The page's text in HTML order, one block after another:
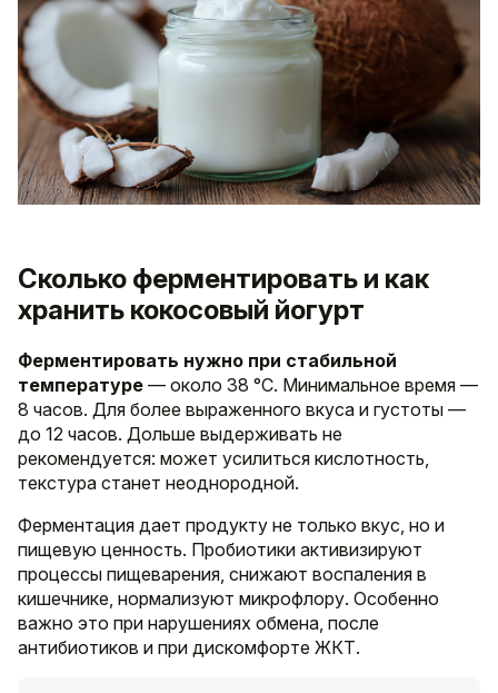
Сколько ферментировать и как
хранить кокосовый йогурт
Ферментировать нужно при стабильной
температуре — около 38 °C. Минимальное время —
8 часов. Для более выраженного вкуса и густоты —
до 12 часов. Дольше выдерживать не
рекомендуется: может усилиться кислотность,
текстура станет неоднородной.
Ферментация дает продукту не только вкус, но и
пищевую ценность. Пробиотики активизируют
процессы пищеварения, снижают воспаления в
кишечнике, нормализуют микрофлору. Особенно
важно это при нарушениях обмена, после
антибиотиков и при дискомфорте ЖКТ.